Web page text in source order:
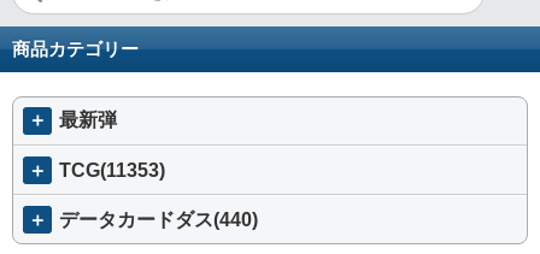
商品カテゴリー
＋ 最新弾
＋ TCG(11353)
＋ データカードダス(440)